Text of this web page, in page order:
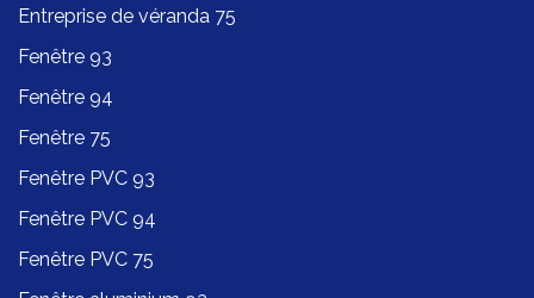
Entreprise de véranda 75
Fenêtre 93
Fenêtre 94
Fenêtre 75
Fenêtre PVC 93
Fenêtre PVC 94
Fenêtre PVC 75